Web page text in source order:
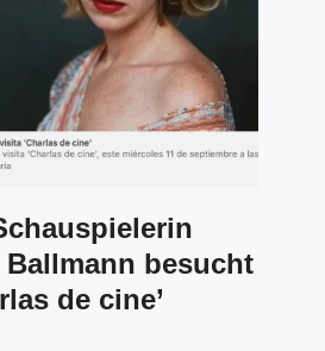
Ballmann besucht
de cine’